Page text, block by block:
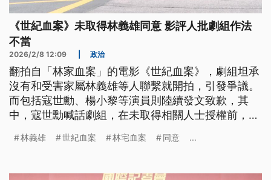
《世紀血案》未取得林義雄同意 影評人批劇組作法
不當
2026/2/8 12:09 政治
翻拍自「林家血案」的電影《世紀血案》，劇組坦承
沒有和受害家屬林義雄等人聯繫就開拍，引發爭議。
而包括寇世勳、楊小黎等演員則陸續發文致歉，其
中，寇世勳喊話劇組，在未取得相關人士授權前，停
林義雄 世紀血案 林宅血案 同意 ...